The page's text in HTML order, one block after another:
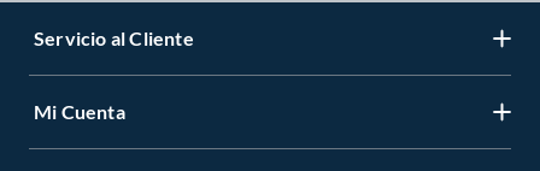
Servicio al Cliente
Mi Cuenta